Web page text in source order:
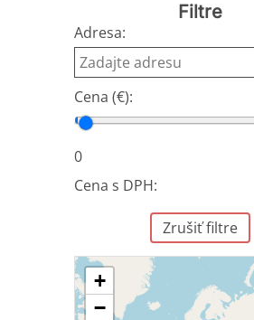
Filtre
Adresa:
Cena (€):
Cena od
Cena do
0
Cena s DPH:
Zrušiť filtre
+
−